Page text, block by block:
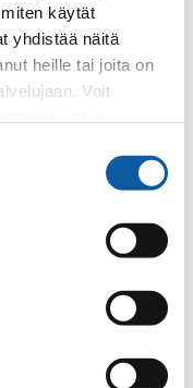
käytät
yhdistää näitä
heille tai joita on
Voit